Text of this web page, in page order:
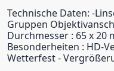
Technische Daten: -
Gruppen
Durchmesser : 65 x 20
Besonderheiten : HD-
Wetterfest -